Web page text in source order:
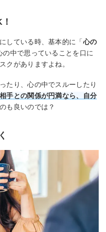
している時、基本的に「心の
の中で思っていることを口に
クがありますよね。
たり、心の中でスルーしたり
相手との関係が円満なら、自分
のも良いのでは？